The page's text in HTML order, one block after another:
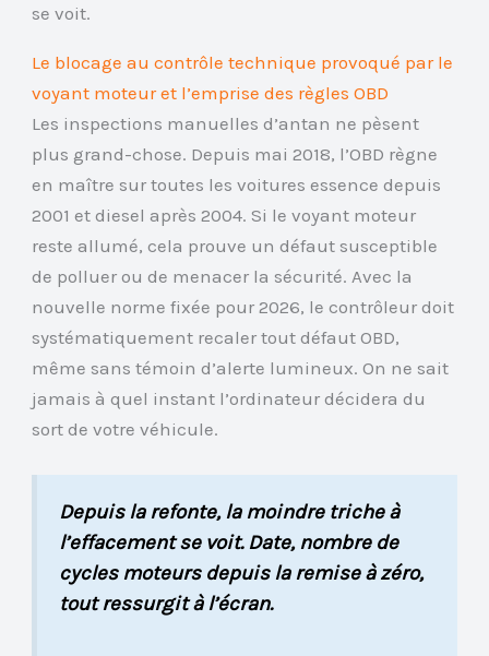
se voit.
Le blocage au contrôle technique provoqué par le
voyant moteur et l’emprise des règles OBD
Les inspections manuelles d’antan ne pèsent
plus grand-chose. Depuis mai 2018, l’OBD règne
en maître sur toutes les voitures essence depuis
2001 et diesel après 2004. Si le voyant moteur
reste allumé, cela prouve un défaut susceptible
de polluer ou de menacer la sécurité. Avec la
nouvelle norme fixée pour 2026, le contrôleur doit
systématiquement recaler tout défaut OBD,
même sans témoin d’alerte lumineux. On ne sait
jamais à quel instant l’ordinateur décidera du
sort de votre véhicule.
Depuis la refonte, la moindre triche à
l’effacement se voit. Date, nombre de
cycles moteurs depuis la remise à zéro,
tout ressurgit à l’écran.